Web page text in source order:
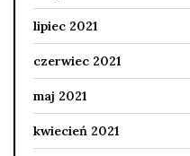
lipiec 2021
czerwiec 2021
maj 2021
kwiecień 2021